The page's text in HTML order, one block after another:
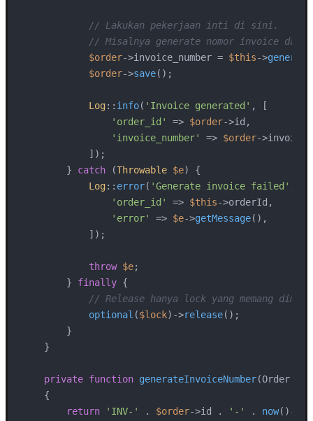
// Lakukan pekerjaan inti di sini.
// Misalnya generate nomor invoice dan
$order->invoice_number = $this->
$order->save();
Log:: info( 'Invoice generated' , [
'order_id'
=> $order->id,
'invoice_number'
=> $order-
            ]);
        }
catch (Throwable $e) {
Log:: error( 'Generate invoice failed'
'order_id'
=> $this->orderId,
'error'
=> $e->getMessage(),
            ]);
throw $e;
        }
finally {
// Release hanya lock yang memang
optional ($lock)->release();
        }
    }
private function generateInvoiceNumber(Order
{
return
'INV-' . $order->id . '-' . now()->